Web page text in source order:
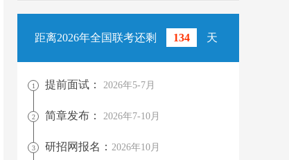
距离2026年全国联考还剩 134 天
1 提前面试： 2026年5-7月
2 简章发布： 2026年7-10月
3 研招网报名： 2026年10月